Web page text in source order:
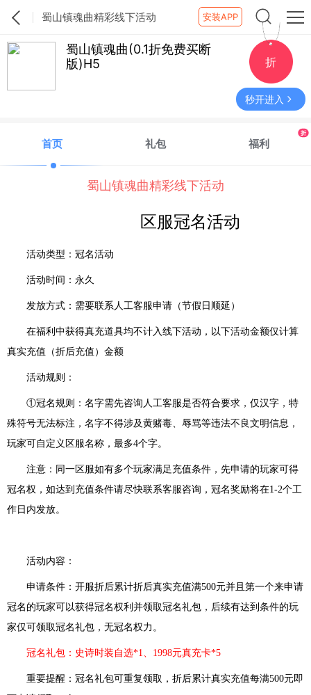
蜀山镇魂曲精彩线下活动 安装APP
蜀山镇魂曲(0.1折免费买断
版)H5
折
秒开进入
首页 礼包 福利
折
蜀山镇魂曲精彩线下活动
区服冠名活动
活动类型：冠名活动
活动时间：永久
发放方式：需要联系人工客服申请（节假日顺延）
在福利中获得真充道具均不计入线下活动，以下活动金额仅计算
真实充值（折后充值）金额
活动规则：
①冠名规则：名字需先咨询人工客服是否符合要求，仅汉字，特
殊符号无法标注，名字不得涉及黄赌毒、辱骂等违法不良文明信息 ，
玩家可自定义区服名称，最多4个字。
注意：同一区服如有多个玩家满足充值条件，先申请的玩家可得
冠名权，如达到充值条件请尽快联系客服咨询，冠名奖励将在1-2个工
作日内发放。
活动内容：
申请条件：开服折后累计折后真实充值满500元并且第一个来申请
冠名的玩家可以获得冠名权利并领取冠名礼包，后续有达到条件的玩
家仅可领取冠名礼包，无冠名权力。
冠名礼包：史诗时装自选*1、1998元真充卡*5
重要提醒：冠名礼包可重复领取，折后累计真实充值每满500元即